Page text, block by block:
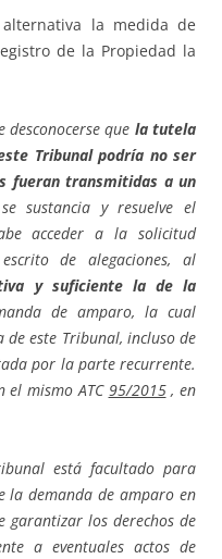
la medida de
de la Propiedad la
desconocerse que la tutela
Tribunal podría no ser
fueran transmitidas a un
sustancia y resuelve el
acceder a la solicitud
de alegaciones, al
y suficiente la de la
de amparo, la cual
este Tribunal, incluso de
por la parte recurrente.
el mismo ATC 95/2015, en
está facultado para
la demanda de amparo en
los derechos de
a eventuales actos de